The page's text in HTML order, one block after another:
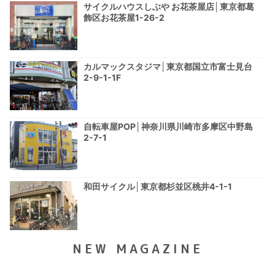
サイクルハウスしぶや お花茶屋店│東京都葛
飾区お花茶屋1-26-2
カルマックスタジマ│東京都国立市富士見台
2-9-1-1F
自転車屋POP│神奈川県川崎市多摩区中野島
2-7-1
和田サイクル│東京都杉並区桃井4-1-1
NEW MAGAZINE